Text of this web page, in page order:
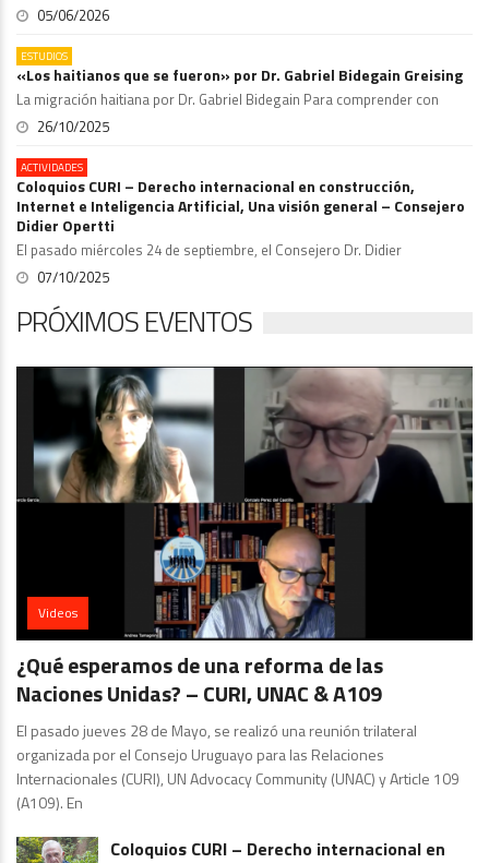
05/06/2026
ESTUDIOS
«Los haitianos que se fueron» por Dr. Gabriel Bidegain Greising
La migración haitiana por Dr. Gabriel Bidegain Para comprender con
26/10/2025
ACTIVIDADES
Coloquios CURI – Derecho internacional en construcción,
Internet e Inteligencia Artificial, Una visión general – Consejero
Didier Opertti
El pasado miércoles 24 de septiembre, el Consejero Dr. Didier
07/10/2025
PRÓXIMOS EVENTOS
Videos
¿Qué esperamos de una reforma de las
Naciones Unidas? – CURI, UNAC & A109
El pasado jueves 28 de Mayo, se realizó una reunión trilateral
organizada por el Consejo Uruguayo para las Relaciones
Internacionales (CURI), UN Advocacy Community (UNAC) y Article 109
(A109). En
Coloquios CURI – Derecho internacional en